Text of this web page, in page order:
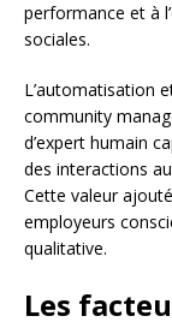
performance et à
sociales.
L’automatisation
community
d’expert humain
des interactions
Cette valeur
employeurs
qualitative.
Les